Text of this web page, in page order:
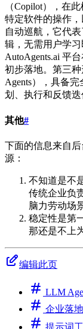
（Copilot），在
特定软件的操作
自动巡航，它代
辑，无需用户学
AutoAgents.ai 平
初步落地。第三种
Agents），具备
划、执行和反馈迭
其他#
下面的信息来自
源：
不知道是不
传统企业负
脑力劳动场
稳定性是第
那还是不上
编辑此页
LLM
企业落地
提示词